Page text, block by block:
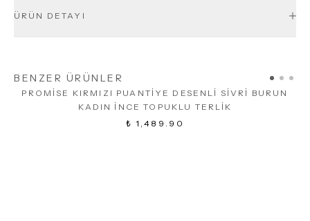
ÜRÜN DETAYI
BENZER ÜRÜNLER
PROMİSE KIRMIZI PUANTİYE DESENLİ SİVRİ BURUN
KADIN İNCE TOPUKLU TERLİK
₺ 1,489.90